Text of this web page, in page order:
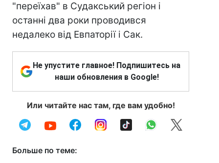
"переїхав" в Судакський регіон і
останні два роки проводився
недалеко від Евпаторії і Сак.
Не упустите главное! Подпишитесь на
наши обновления в Google!
Или читайте нас там, где вам удобно!
Больше по теме: